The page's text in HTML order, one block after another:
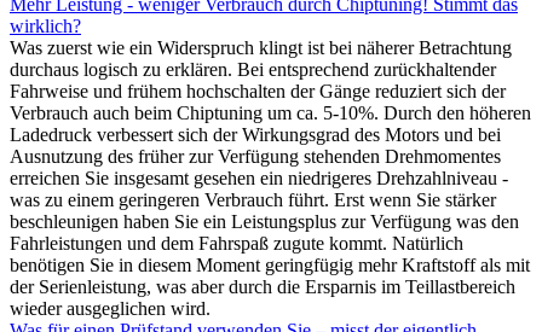
wirklich?
Was zuerst wie ein Widerspruch klingt ist bei näherer Betrachtung
durchaus logisch zu erklären. Bei entsprechend zurückhaltender
Fahrweise und frühem hochschalten der Gänge reduziert sich der
Verbrauch auch beim Chiptuning um ca. 5-10%. Durch den höheren
Ladedruck verbessert sich der Wirkungsgrad des Motors und bei
Ausnutzung des früher zur Verfügung stehenden Drehmomentes
erreichen Sie insgesamt gesehen ein niedrigeres Drehzahlniveau -
was zu einem geringeren Verbrauch führt. Erst wenn Sie stärker
beschleunigen haben Sie ein Leistungsplus zur Verfügung was den
Fahrleistungen und dem Fahrspaß zugute kommt. Natürlich
benötigen Sie in diesem Moment geringfügig mehr Kraftstoff als mit
der Serienleistung, was aber durch die Ersparnis im Teillastbereich
wieder ausgeglichen wird.